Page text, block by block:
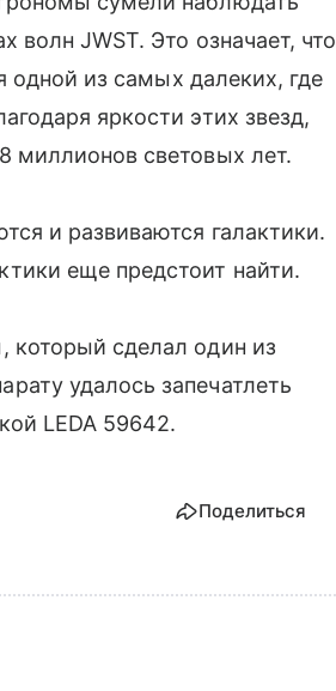
волн JWST. Это означает, что
одной из самых далеких, где
яркости этих звезд,
миллионов световых лет.
и развиваются галактики.
еще предстоит найти.
который сделал один из
удалось запечатлеть
LEDA 59642.
Поделиться